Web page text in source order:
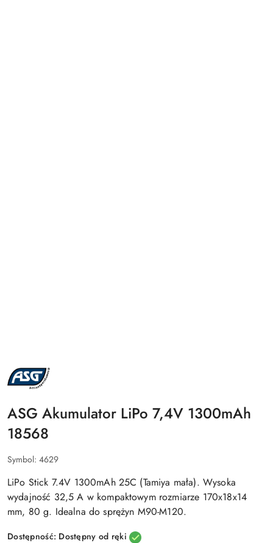
NAZWA
PRODUCENTA:
ASG
ASG Akumulator LiPo 7,4V 1300mAh
18568
Symbol: 4629
LiPo Stick 7.4V 1300mAh 25C (Tamiya mała). Wysoka
wydajność 32,5 A w kompaktowym rozmiarze 170x18x14
mm, 80 g. Idealna do sprężyn M90-M120.
Dostępność: Dostępny od ręki